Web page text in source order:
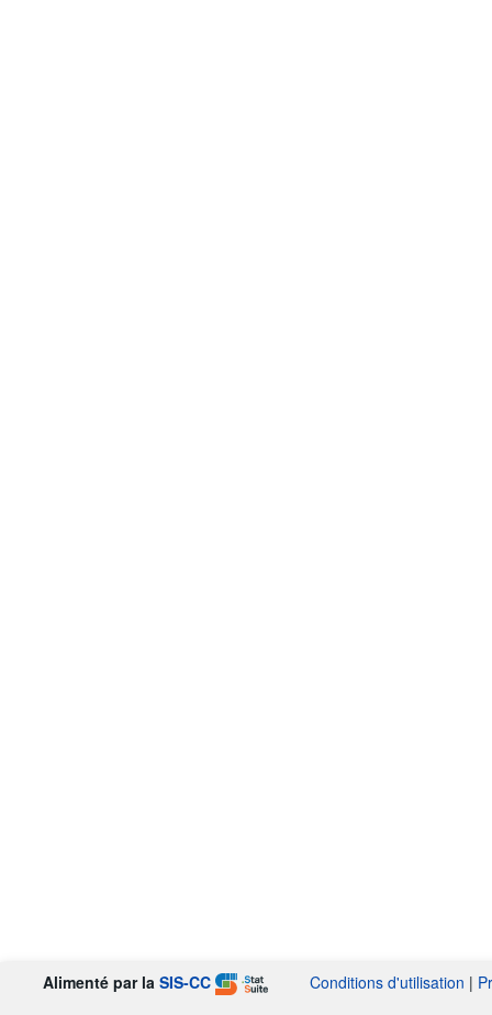
Alimenté par la SIS-CC Conditions d'utilisation |